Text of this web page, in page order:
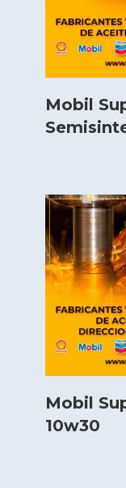
Mobil
Mobil
10w30